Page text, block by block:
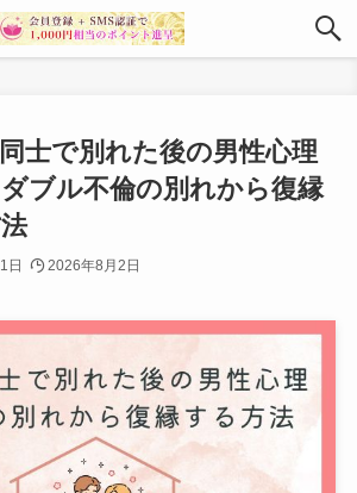
士で別れた後の男性心理
ブル不倫の別れから復縁
日 2026年8月2日